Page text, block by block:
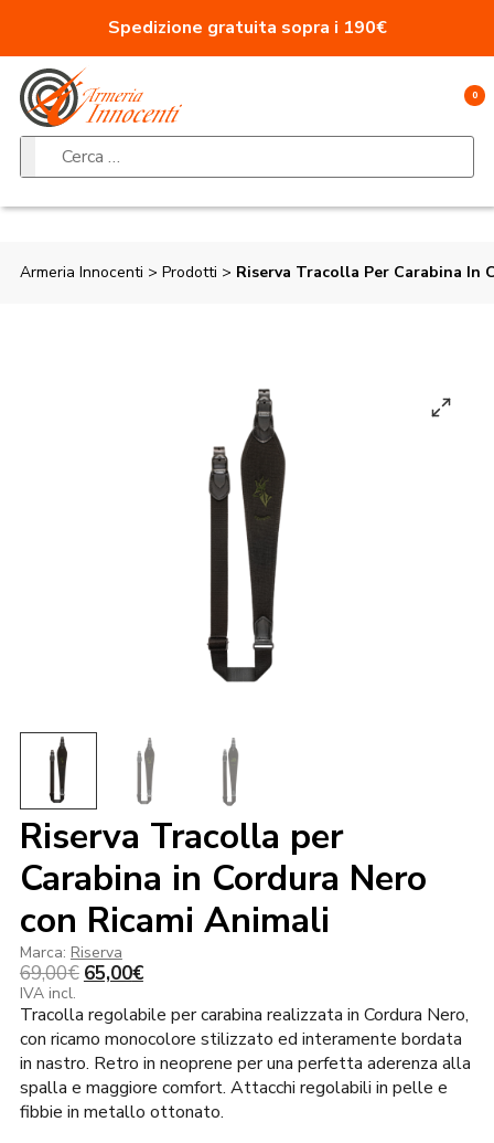
Spedizione gratuita sopra i 190€
0
Ricerca per:
Armeria Innocenti > Prodotti > Riserva Tracolla Per Carabina In
Riserva Tracolla per
Carabina in Cordura Nero
con Ricami Animali
Marca: Riserva
69,00€ Il
originale
era:
69,00€.
65,00€Il
attuale
è:
65,00€.
IVA incl.
Tracolla regolabile per carabina realizzata in Cordura Nero,
con ricamo monocolore stilizzato ed interamente bordata
in nastro. Retro in neoprene per una perfetta aderenza alla
spalla e maggiore comfort. Attacchi regolabili in pelle e
fibbie in metallo ottonato.